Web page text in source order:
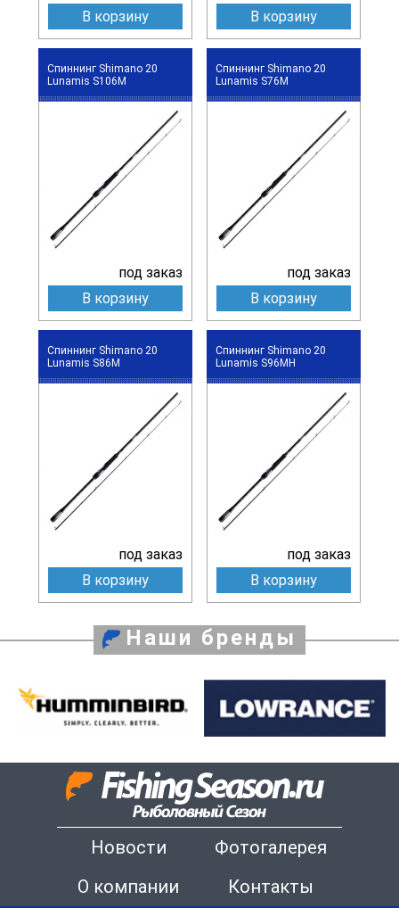
В корзину
В корзину
Спиннинг Shimano 20
Lunamis S106M
под заказ
В корзину
Спиннинг Shimano 20
Lunamis S76M
под заказ
В корзину
Спиннинг Shimano 20
Lunamis S86M
под заказ
В корзину
Спиннинг Shimano 20
Lunamis S96MH
под заказ
В корзину
Наши бренды
Новости
Фотогалерея
О компании
Контакты